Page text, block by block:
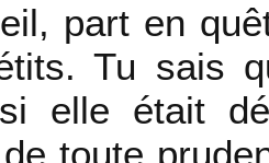
part en
Tu sais
elle était
toute